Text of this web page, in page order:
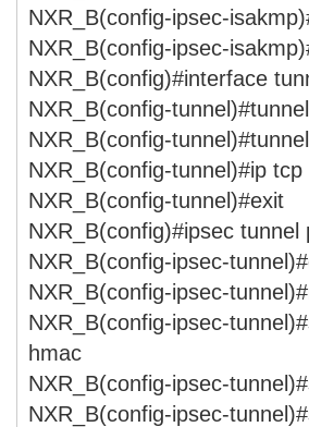
NXR_B(config-ipsec-
NXR_B(config-ipsec-
NXR_B(config)#interface
NXR_B(config-
NXR_B(config-
NXR_B(config-tunnel)#ip
NXR_B(config-tunnel)#exit
NXR_B(config)#ipsec tunnel
NXR_B(config-ipsec-
NXR_B(config-ipsec-
NXR_B(config-ipsec-
hmac
NXR_B(config-ipsec-
NXR_B(config-ipsec-